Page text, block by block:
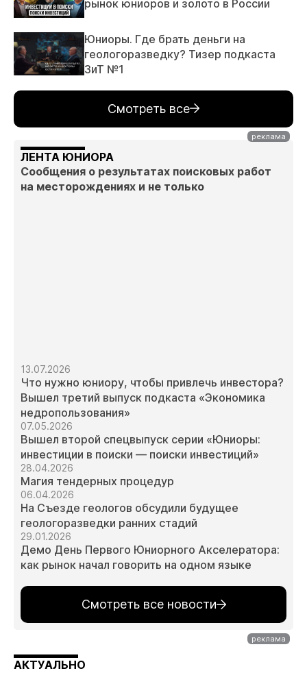
рынок юниоров и золото в России
Юниоры. Где брать деньги на
геологоразведку? Тизер подкаста
ЗиТ №1
Смотреть все
ЛЕНТА ЮНИОРА
Сообщения о результатах поисковых работ
на месторождениях и не только
13.07.2026
Что нужно юниору, чтобы привлечь инвестора?
Вышел третий выпуск подкаста «Экономика
недропользования»
07.05.2026
Вышел второй спецвыпуск серии «Юниоры:
инвестиции в поиски — поиски инвестиций»
28.04.2026
Магия тендерных процедур
06.04.2026
На Съезде геологов обсудили будущее
геологоразведки ранних стадий
29.01.2026
Демо День Первого Юниорного Акселератора:
как рынок начал говорить на одном языке
Смотреть все новости
АКТУАЛЬНО